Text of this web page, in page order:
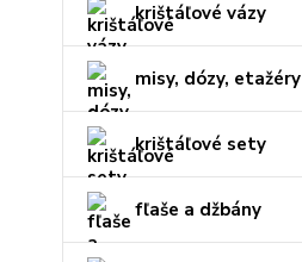
krištáľové vázy
misy, dózy, etažéry
krištáľové sety
fľaše a džbány